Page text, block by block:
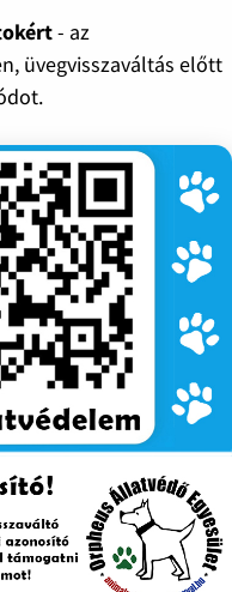
- az
üvegvisszaváltás előtt